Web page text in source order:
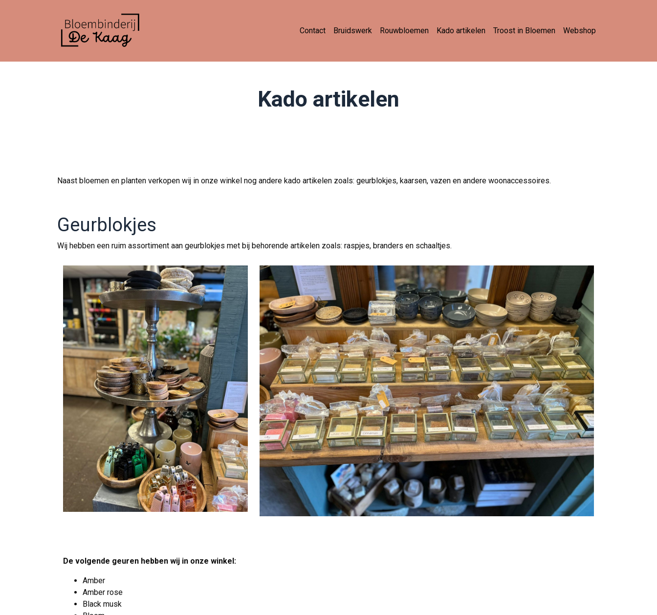
Contact Bruidswerk Rouwbloemen Kado artikelen Troost in Bloemen Webshop
Kado artikelen
Naast bloemen en planten verkopen wij in onze winkel nog andere kado artikelen zoals: geurblokjes, kaarsen, vazen en andere woonaccessoires.
Geurblokjes
Wij hebben een ruim assortiment aan geurblokjes met bij behorende artikelen zoals: raspjes, branders en schaaltjes.
De volgende geuren hebben wij in onze winkel:
Amber
Amber rose
Black musk